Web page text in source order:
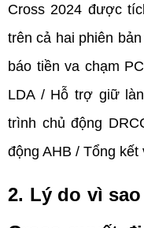
Cross 2024 được
trên cả hai phiên
báo tiền va chạm
LDA / Hỗ trợ giữ
trình chủ động
động AHB / Tổng kết
2. Lý do vì